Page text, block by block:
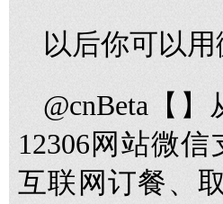
以后你可以
@cnBeta【
12306网站微
互联网订餐、